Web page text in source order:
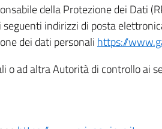
della Protezione dei Dati
indirizzi di posta
dei dati personali https://
ad altra Autorità di controllo ai